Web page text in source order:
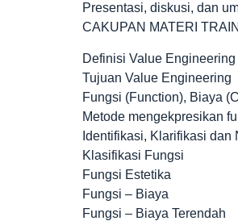
Presentasi, diskusi, dan
CAKUPAN MATERI
Definisi Value Engineering
Tujuan Value Engineering
Fungsi (Function), Biaya
Metode mengekpresikan
Identifikasi, Klarifikasi dan
Klasifikasi Fungsi
Fungsi Estetika
Fungsi – Biaya
Fungsi – Biaya Terendah